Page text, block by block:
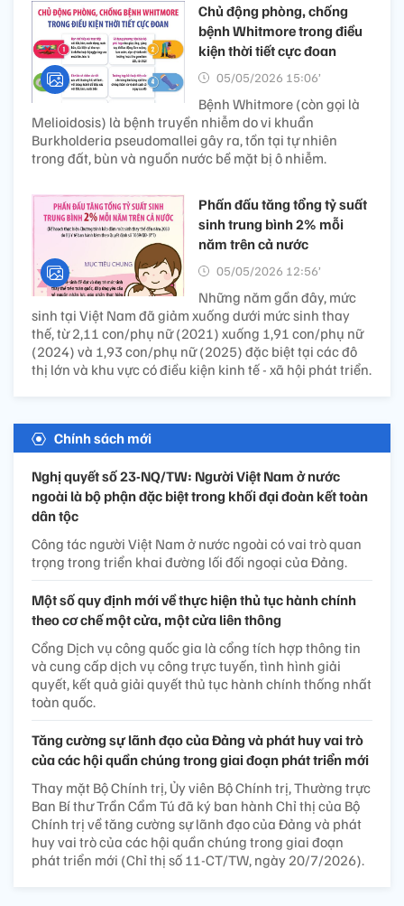
Chủ động phòng, chống
bệnh Whitmore trong điều
kiện thời tiết cực đoan
05/05/2026 15:06’
Bệnh Whitmore (còn gọi là
Melioidosis) là bệnh truyền nhiễm do vi khuẩn
Burkholderia pseudomallei gây ra, tồn tại tự nhiên
trong đất, bùn và nguồn nước bề mặt bị ô nhiễm.
Phấn đấu tăng tổng tỷ suất
sinh trung bình 2% mỗi
năm trên cả nước
05/05/2026 12:56’
Những năm gần đây, mức
sinh tại Việt Nam đã giảm xuống dưới mức sinh thay
thế, từ 2,11 con/phụ nữ (2021) xuống 1,91 con/phụ nữ
(2024) và 1,93 con/phụ nữ (2025) đặc biệt tại các đô
thị lớn và khu vực có điều kiện kinh tế - xã hội phát triển.
Chính sách mới
Nghị quyết số 23-NQ/TW: Người Việt Nam ở nước
ngoài là bộ phận đặc biệt trong khối đại đoàn kết toàn
dân tộc
Công tác người Việt Nam ở nước ngoài có vai trò quan
trọng trong triển khai đường lối đối ngoại của Đảng.
Một số quy định mới về thực hiện thủ tục hành chính
theo cơ chế một cửa, một cửa liên thông
Cổng Dịch vụ công quốc gia là cổng tích hợp thông tin
và cung cấp dịch vụ công trực tuyến, tình hình giải
quyết, kết quả giải quyết thủ tục hành chính thống nhất
toàn quốc.
Tăng cường sự lãnh đạo của Đảng và phát huy vai trò
của các hội quần chúng trong giai đoạn phát triển mới
Thay mặt Bộ Chính trị, Ủy viên Bộ Chính trị, Thường trực
Ban Bí thư Trần Cẩm Tú đã ký ban hành Chỉ thị của Bộ
Chính trị về tăng cường sự lãnh đạo của Đảng và phát
huy vai trò của các hội quần chúng trong giai đoạn
phát triển mới (Chỉ thị số 11-CT/TW, ngày 20/7/2026).